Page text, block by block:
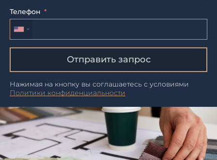
Телефон
Отправить запрос
Нажимая на кнопку вы соглашаетесь с условиями
Политики конфиденциальности